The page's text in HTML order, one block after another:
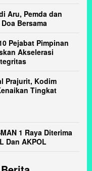
Aru, Pemda dan
Bersama
Pejabat Pimpinan
Akselerasi
Prajurit, Kodim
Tingkat
1 Raya Diterima
Dan AKPOL